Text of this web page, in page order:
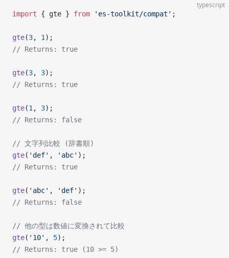
typescript
import { gte } from 'es-toolkit/compat' ;
gte(3, 1 );
// Returns: true
gte(3, 3);
// Returns: true
gte(1 , 3);
// Returns: false
// 文字列比較 (辞書順)
gte( 'def' , 'abc' );
// Returns: true
gte( 'abc' , 'def' );
// Returns: false
// 他の型は数値に変換されて比較
gte( '10' , 5);
// Returns: true (10 >= 5)